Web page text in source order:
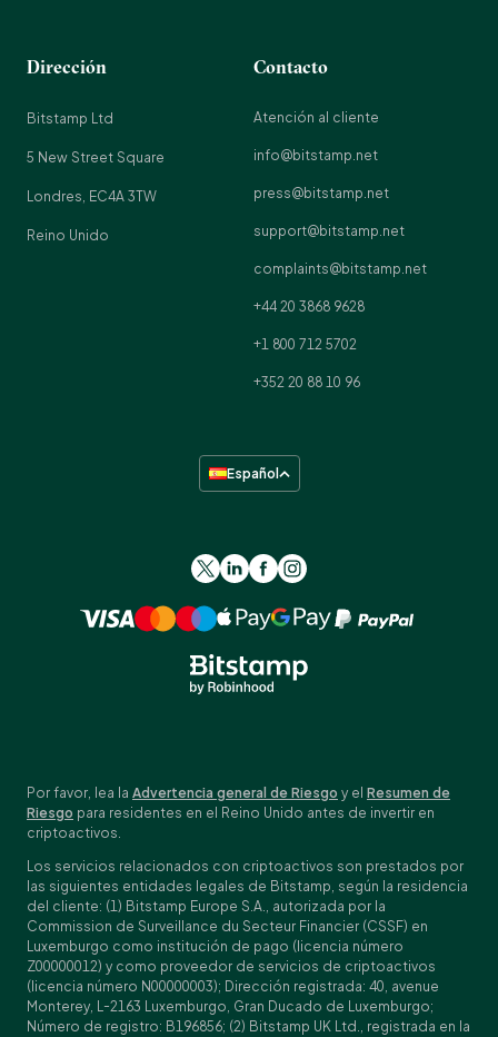
Dirección
Bitstamp Ltd
5 New Street Square
Londres, EC4A 3TW
Reino Unido
Contacto
Atención al cliente
info@bitstamp.net
press@bitstamp.net
support@bitstamp.net
complaints@bitstamp.net
+44 20 3868 9628
+1 800 712 5702
+352 20 88 10 96
Español
Por favor, lea la Advertencia general de Riesgo y el Resumen de
Riesgo para residentes en el Reino Unido antes de invertir en
criptoactivos.
Los servicios relacionados con criptoactivos son prestados por
las siguientes entidades legales de Bitstamp, según la residencia
del cliente: (1) Bitstamp Europe S.A., autorizada por la
Commission de Surveillance du Secteur Financier (CSSF) en
Luxemburgo como institución de pago (licencia número
Z00000012) y como proveedor de servicios de criptoactivos
(licencia número N00000003); Dirección registrada: 40, avenue
Monterey, L-2163 Luxemburgo, Gran Ducado de Luxemburgo;
Número de registro: B196856; (2) Bitstamp UK Ltd., registrada en la